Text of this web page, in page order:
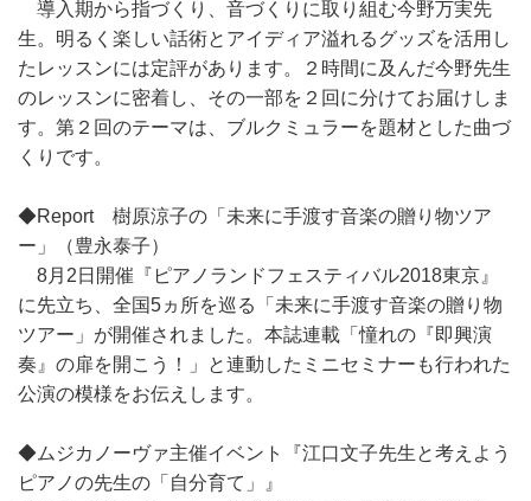
導入期から指づくり、音づくりに取り組む今野万実先
生。明るく楽しい話術とアイディア溢れるグッズを活用し
たレッスンには定評があります。２時間に及んだ今野先生
のレッスンに密着し、その一部を２回に分けてお届けしま
す。第２回のテーマは、ブルクミュラーを題材とした曲づ
くりです。
◆Report 樹原涼子の「未来に手渡す音楽の贈り物ツア
ー」（豊永泰子）
8月2日開催『ピアノランドフェスティバル2018東京』
に先立ち、全国5ヵ所を巡る「未来に手渡す音楽の贈り物
ツアー」が開催されました。本誌連載「憧れの『即興演
奏』の扉を開こう！」と連動したミニセミナーも行われた
公演の模様をお伝えします。
◆ムジカノーヴァ主催イベント『江口文子先生と考えよう
ピアノの先生の「自分育て」』